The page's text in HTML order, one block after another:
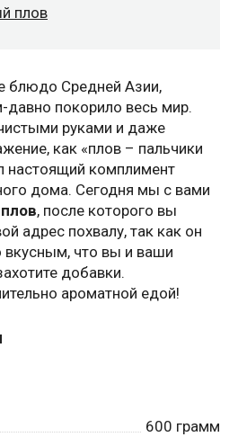
плов
блюдо Средней Азии,
покорило весь мир.
руками и даже
как «плов – пальчики
комплимент
дома. Сегодня мы с вами
, после которого вы
адрес похвалу, так как он
вкусным, что вы и ваши
добавки.
ароматной едой!
600 грамм